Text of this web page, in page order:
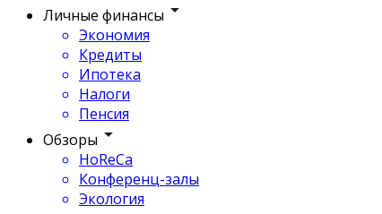
Личные финансы
Экономия
Кредиты
Ипотека
Налоги
Пенсия
Обзоры
HoReCa
Конференц-залы
Экология